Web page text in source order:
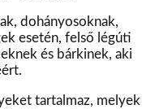
dohányosoknak,
esetén, felső légúti
és bárkinek, aki
tartalmaz, melyek